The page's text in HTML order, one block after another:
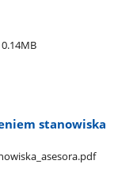
0.14MB
stanowiska